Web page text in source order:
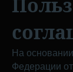
На
Федерации